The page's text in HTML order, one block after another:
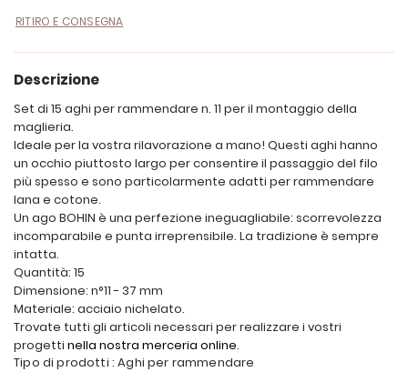
RITIRO E CONSEGNA
Descrizione
Set di 15 aghi per rammendare n. 11 per il montaggio della
maglieria.
Ideale per la vostra rilavorazione a mano! Questi aghi hanno
un occhio piuttosto largo per consentire il passaggio del filo
più spesso e sono particolarmente adatti per rammendare
lana e cotone.
Un ago BOHIN è una perfezione ineguagliabile: scorrevolezza
incomparabile e punta irreprensibile. La tradizione è sempre
intatta.
Quantità: 15
Dimensione: n°11 - 37 mm
Materiale: acciaio nichelato.
Trovate tutti gli articoli necessari per realizzare i vostri
progetti nella nostra merceria online.
Tipo di prodotti : Aghi per rammendare